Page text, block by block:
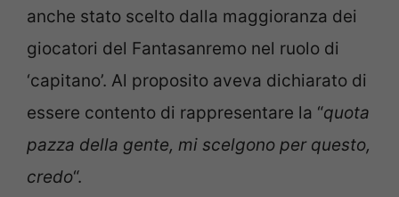
anche stato scelto dalla maggioranza dei
giocatori del Fantasanremo nel ruolo di
‘capitano’. Al proposito aveva dichiarato di
essere contento di rappresentare la “quota
pazza della gente, mi scelgono per questo,
credo“.